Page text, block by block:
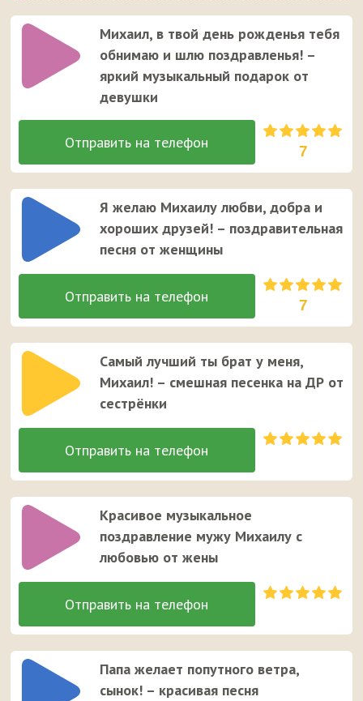
Михаил, в твой день рожденья тебя
обнимаю и шлю поздравленья! –
яркий музыкальный подарок от
девушки
7
Я желаю Михаилу любви, добра и
хороших друзей! – поздравительная
песня от женщины
7
Самый лучший ты брат у меня,
Михаил! – смешная песенка на ДР от
сестрёнки
Красивое музыкальное
поздравление мужу Михаилу с
любовью от жены
Папа желает попутного ветра,
сынок! – красивая песня